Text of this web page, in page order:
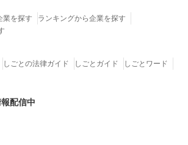
業を探す
ランキングから企業を探す
しごとの法律ガイド しごとガイド
しごとワード
配信中